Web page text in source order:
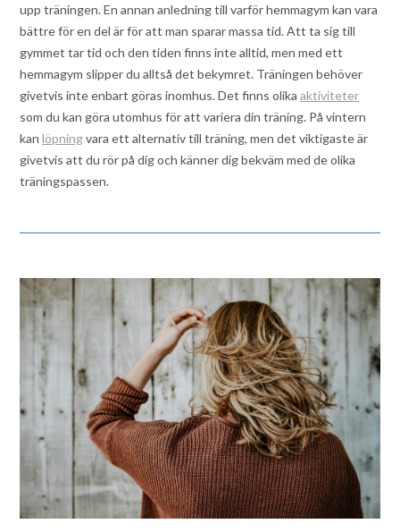
upp träningen. En annan anledning till varför hemmagym kan vara
bättre för en del är för att man sparar massa tid. Att ta sig till
gymmet tar tid och den tiden finns inte alltid, men med ett
hemmagym slipper du alltså det bekymret. Träningen behöver
givetvis inte enbart göras inomhus. Det finns olika aktiviteter
som du kan göra utomhus för att variera din träning. På vintern
kan löpningvara ett alternativ till träning, men det viktigaste är
givetvis att du rör på dig och känner dig bekväm med de olika
träningspassen.